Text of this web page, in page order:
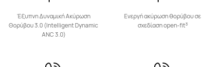
Μάθε Περισσότερα
Έξυπνη Δυναμική Ακύρωση
Θορύβου 3.0 (Intelligent Dynamic
ANC 3.0)
Ενεργή ακύρωση θορύβου σε
σχεδίαση open-fit3